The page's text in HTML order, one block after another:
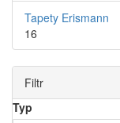
Tapety Erismann
16
Filtr
Typ